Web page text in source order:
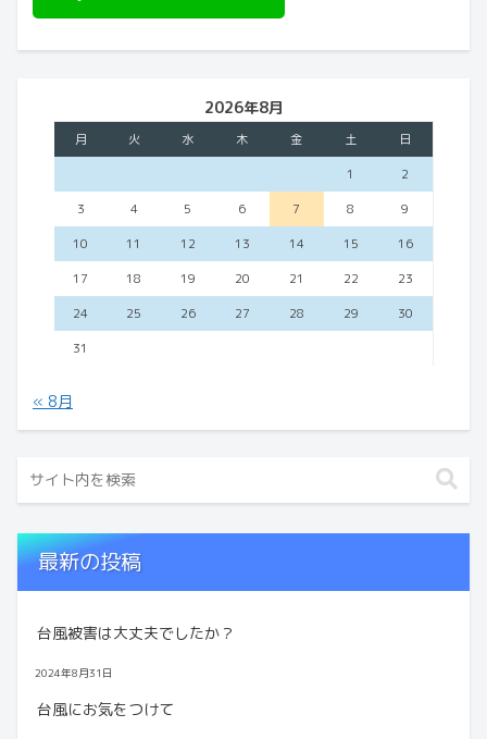
2026年8月
月 火 水 木 金 土
日
1
2
3
4 5 6 7 8
9
10
11 12 13 14 15
16
17
18 19 20 21 22
23
24
25 26 27 28 29
30
31
« 8月
最新の投稿
台風被害は大丈夫でしたか？
2024年8月31日
台風にお気をつけて